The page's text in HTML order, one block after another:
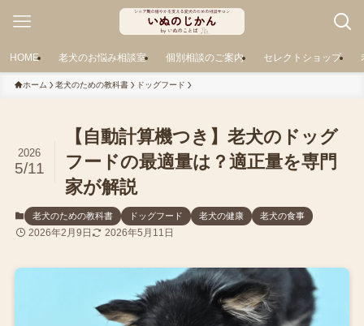
HOME 老犬のお悩み相談室 個別相談のご案内 セレクトショップ
ホーム 老犬のための教科書 ドッグフード
【自動計算機つき】老犬のドッグ
フードの最適量は？適正量を専門
家が解説
2026
5/11
老犬のための教科書 ドッグフード 老犬の健康 老犬の食事
2026年2月9日 2026年5月11日